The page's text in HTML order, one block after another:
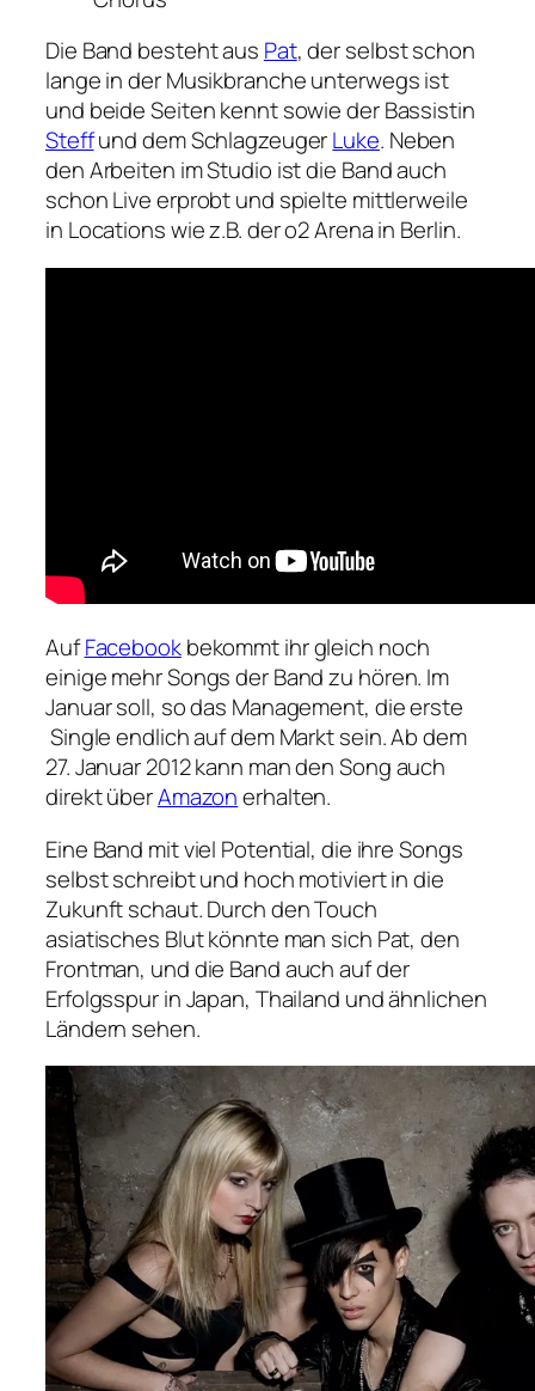
Die Band besteht aus Pat, der selbst schon
lange in der Musikbranche unterwegs ist
und beide Seiten kennt sowie der Bassistin
Steffund dem SchlagzeugerLuke. Neben
den Arbeiten im Studio ist die Band auch
schon Live erprobt und spielte mittlerweile
in Locations wie z.B. der o2 Arena in Berlin.
AufFacebookbekommt ihr gleich noch
einige mehr Songs der Band zu hören. Im
Januar soll, so das Management, die erste
Single endlich auf dem Markt sein. Ab dem
27. Januar 2012 kann man den Song auch
direkt überAmazonerhalten.
Eine Band mit viel Potential, die ihre Songs
selbst schreibt und hoch motiviert in die
Zukunft schaut. Durch den Touch
asiatisches Blut könnte man sich Pat, den
Frontman, und die Band auch auf der
Erfolgsspur in Japan, Thailand und ähnlichen
Ländern sehen.